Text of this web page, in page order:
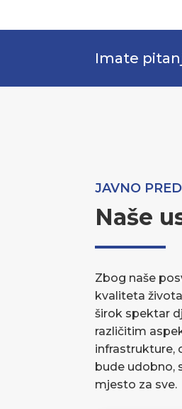
Imate
JAVNO
Naše
Zbog naše
kvaliteta
širok spektar
različitim
infrastrukture,
bude udobno,
mjesto za sve.